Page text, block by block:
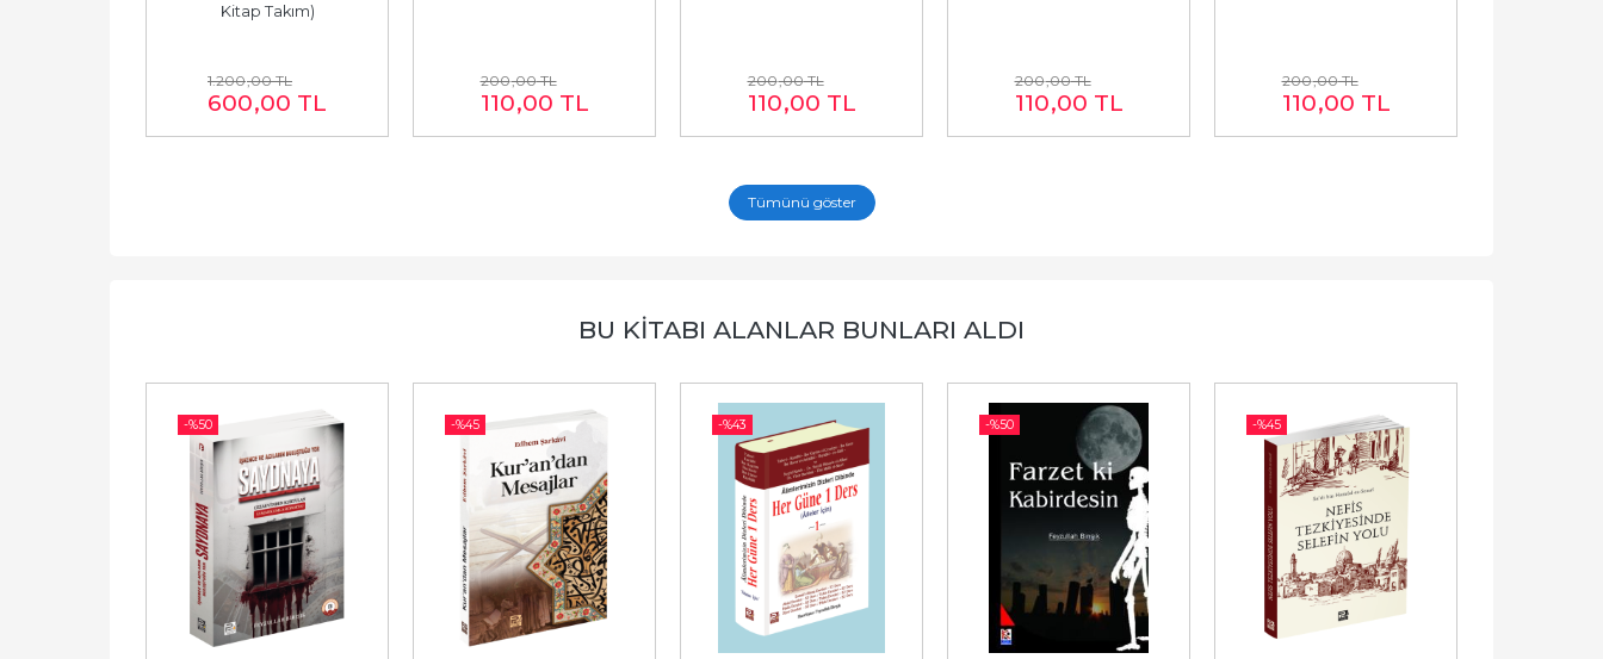
Kitap Takım)
1.200,00TL
600,00 TL
200,00TL
110,00 TL
200,00TL
110,00 TL
200,00TL
110,00 TL
200,00TL
110,00 TL
Tümünü göster
BU KITABI ALANLAR BUNLARI ALDI
-%50 -%45 -%43 -%50 -%45